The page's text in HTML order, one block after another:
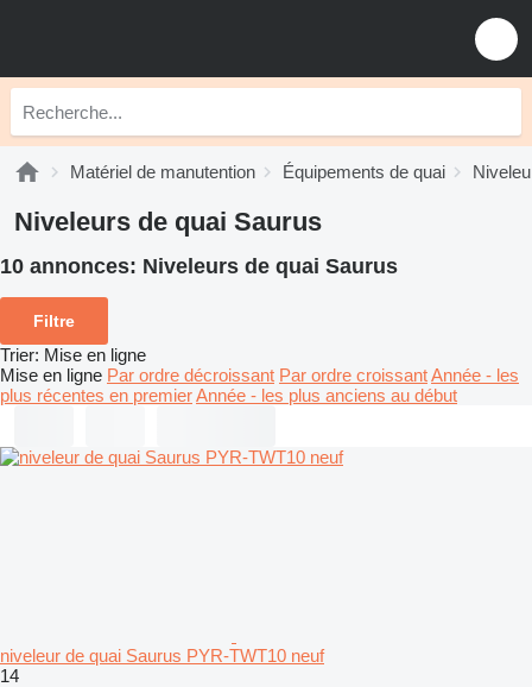
Matériel de manutention Équipements de quai
Niveleurs de quai Saurus
10 annonces: Niveleurs de quai Saurus
Filtre
Trier: Mise en ligne
Mise en ligne Par ordre décroissant Par ordre croissantAnnée - les
plus récentes en premierAnnée - les plus anciens au début
niveleur de quai Saurus PYR-TWT10 neuf
14